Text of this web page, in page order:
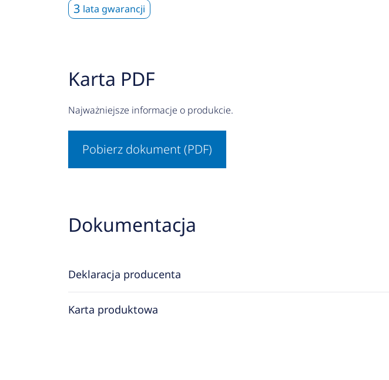
3 lata gwarancji
Karta PDF
Najważniejsze informacje o produkcie.
Pobierz dokument (PDF)
Dokumentacja
Deklaracja producenta
Karta produktowa